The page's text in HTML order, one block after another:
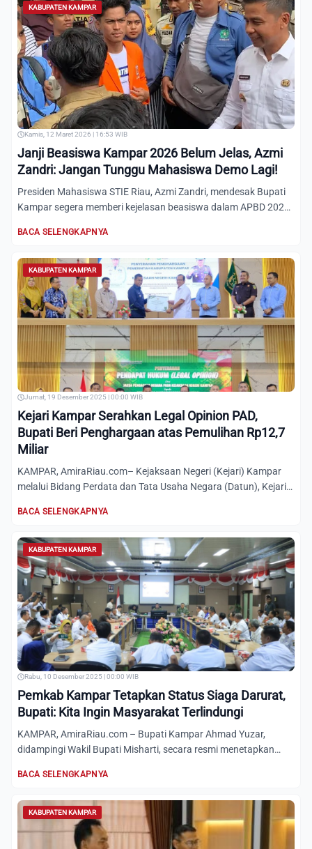
KABUPATEN KAMPAR
Kamis, 12 Maret 2026 | 16:53 WIB
Janji Beasiswa Kampar 2026 Belum Jelas, Azmi
Zandri: Jangan Tunggu Mahasiswa Demo Lagi!
Presiden Mahasiswa STIE Riau, Azmi Zandri, mendesak Bupati
Kampar segera memberi kejelasan beasiswa dalam APBD 2026
BACA SELENGKAPNYA
KABUPATEN KAMPAR
Jumat, 19 Desember 2025 | 00:00 WIB
Kejari Kampar Serahkan Legal Opinion PAD,
Bupati Beri Penghargaan atas Pemulihan Rp12,7
Miliar
KAMPAR, AmiraRiau.com– Kejaksaan Negeri (Kejari) Kampar
melalui Bidang Perdata dan Tata Usaha Negara (Datun), Kejari
BACA SELENGKAPNYA
KABUPATEN KAMPAR
Rabu, 10 Desember 2025 | 00:00 WIB
Pemkab Kampar Tetapkan Status Siaga Darurat,
Bupati: Kita Ingin Masyarakat Terlindungi
KAMPAR, AmiraRiau.com – Bupati Kampar Ahmad Yuzar,
didampingi Wakil Bupati Misharti, secara resmi menetapkan
BACA SELENGKAPNYA
KABUPATEN KAMPAR